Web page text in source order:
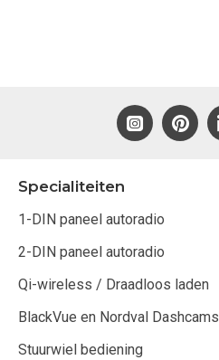
Specialiteiten
1-DIN paneel autoradio
2-DIN paneel autoradio
Qi-wireless / Draadloos laden
BlackVue en Nordval Dashcams
Stuurwiel bediening